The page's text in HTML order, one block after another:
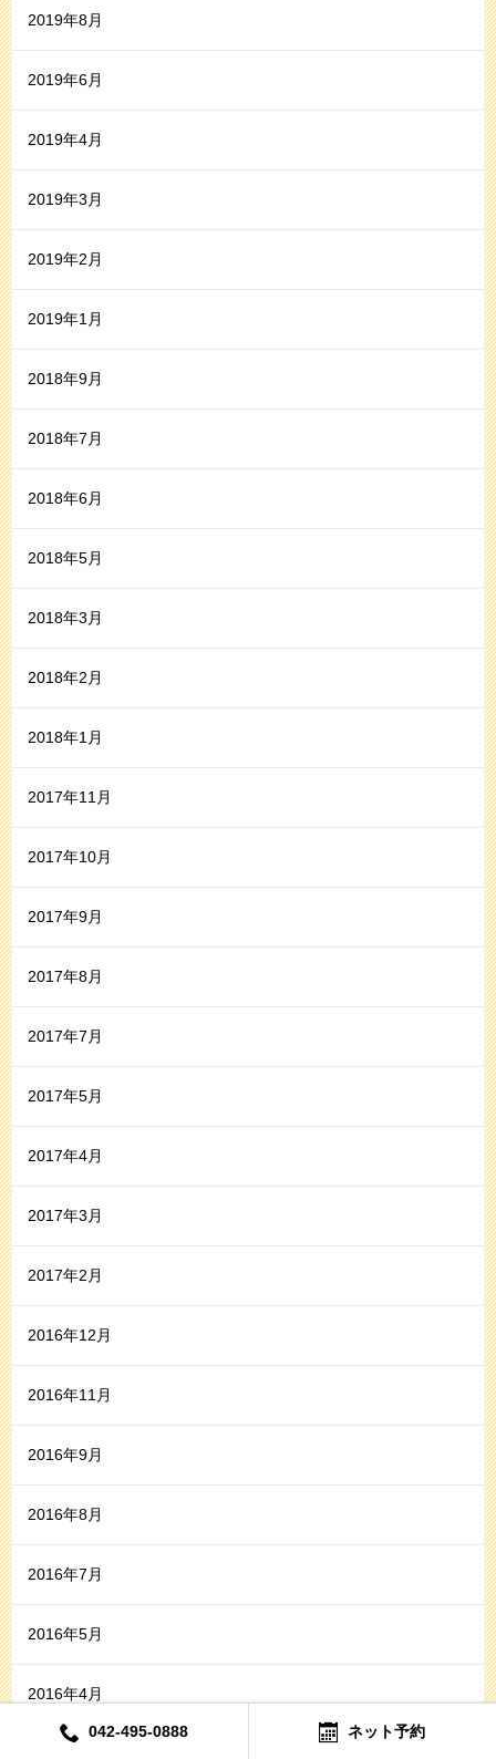
2019年8月
2019年6月
2019年4月
2019年3月
2019年2月
2019年1月
2018年9月
2018年7月
2018年6月
2018年5月
2018年3月
2018年2月
2018年1月
2017年11月
2017年10月
2017年9月
2017年8月
2017年7月
2017年5月
2017年4月
2017年3月
2017年2月
2016年12月
2016年11月
2016年9月
2016年8月
2016年7月
2016年5月
2016年4月
042-495-0888 ネット予約